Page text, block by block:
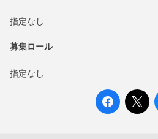
指定なし
募集ロール
指定なし